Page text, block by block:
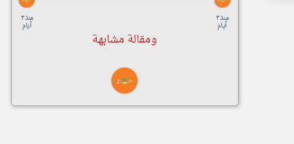
منذ ٣
أيام
منذ ٣
أيام
ومقالة مشابهة